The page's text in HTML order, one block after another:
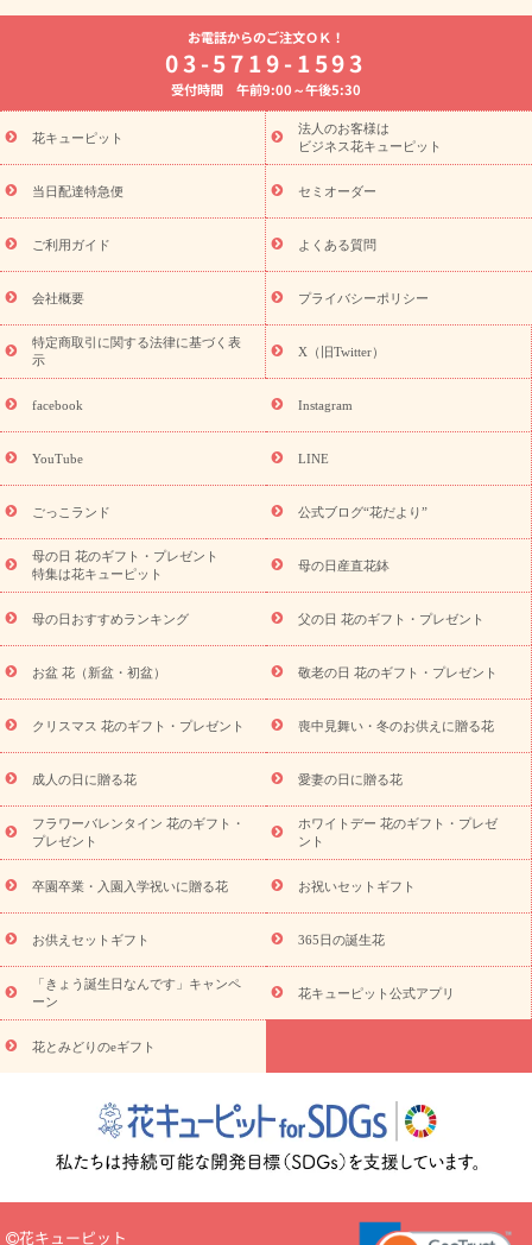
よく贈られる花
お祝いの花特集
誕生日フラワーギフト特集
8月の誕生花(トルコキキョウ)
開店・開業祝い
お供え・お悔やみ お供え・お悔やみの花
通夜・葬儀に贈る花 胡蝶蘭・花鉢
ーブドフラワー
季節のイベント
ひまわり ギフト・プレゼント
特集
お盆 花（新盆・初盆） 季節のイベント
お盆 花（新
盆・初盆）
お盆 花（新盆・初盆）
お盆・お供え 花とセットギ
フト
お盆・お供え プリザーブドフラワー
ひまわり ギフト・プ
レゼント特集
夏の花贈り・お中元・暑中見舞い 花のギフト特集
敬老の日におくる花ギフト・プレゼント特集
花ギフト・プレゼント特集
敬老の日 花のおすすめランキング
敬
老の日 花鉢植えのギフト・プレゼント特集
敬老の日 花とセットギ
フト・プレゼント特集
敬老の日の花 全てのギフト一覧
キャン
ペーン
映画『ウォーターガーディアンズ』コラボキャンペーン
「きょう誕生日なんです」キャンペーン
誕生日の花を探す
誕生日フラワーギフト 誕生日フラワーギフト特集
(トルコキキョウ)
9月の誕生花(リンドウ)
ら探す
お祝いの花特集 当日配達特急便 お祝い商品一覧
念日
結婚祝い 出産祝い 退院祝い・快気祝い
寿祝い
プチギフト ペットのお祝いフラワー
供え・お悔やみ商品一覧
お供え・お悔やみの花
四十九日法要以
お供え プリザーブドフラワー
ペットのお供えフラワー
お盆（新
盆・初盆）
その他 お祝い返し お見舞い
お取り寄せギフト
ビジネス用
ご自宅用 観葉植物 ミディ胡蝶蘭
プリザーブ
ドフラワー
スタイルから探す アレンジメント 花束
スタ
ンド花
お祝い お供え・お悔やみ 胡蝶蘭 胡蝶蘭・花鉢
ディ胡蝶蘭・お祝い
ミディ胡蝶蘭・お供え
世界初の青色胡蝶蘭
観葉植物
観葉植物 産直多肉植物
プリザーブドフラワー
お祝い
お供え・お悔やみ 花とセットギフト
セミオーダー
プチギフト（hanamore -ハナモア-）
花とみどりのeギフト
キューピットのeGfit
カラー ピンク イエローオレンジ
レッ
ド
お花の種類 トルコキキョウ
お祝い お祝い・3000円～ お祝い・4000円～
お祝い・
5000円～
お祝い・7000円～ お祝い・ 10000円～
お供え・お
悔やみ
円～
お供え・お悔やみ・
読み物
いのマナー
定年退職祝いのマナー
お祝いを贈るときのマナー・
花キューピットのお祝いコラム一覧
誕生日のお花を「色
彩心理学」で選ぶ方法
結婚祝いの予算相場
出産祝いお役立ち情
ール
新築引っ越し祝いコラム お祝い花のマナー総まとめ 職
お電話からのご注文ＯＫ！
03-5719-1593
受付時間 午前9:00～午後5:30
花キューピット
法人のお客様は
ビジネス花キューピット
当日配達特急便 セミオーダー
ご利用ガイド よくある質問
会社概要 プライバシーポリシー
特定商取引に関する法律に基づく表
示
X（旧Twitter）
facebook Instagram
YouTube LINE
ごっこランド 公式ブログ“花だより”
母の日 花のギフト・プレゼント
特集は花キューピット
母の日産直花鉢
母の日おすすめランキング 父の日 花のギフト・プレゼント
お盆 花（新盆・初盆） 敬老の日 花のギフト・プレゼント
クリスマス 花のギフト・プレゼント 喪中見舞い・冬のお供えに贈る花
成人の日に贈る花 愛妻の日に贈る花
フラワーバレンタイン 花のギフト・
プレゼント
ホワイトデー 花のギフト・プレゼ
ント
卒園卒業・入園入学祝いに贈る花 お祝いセットギフト
お供えセットギフト 365日の誕生花
「きょう誕生日なんです」キャンペ
ーン
花キューピット公式アプリ
花とみどりのeギフト
花キューピット